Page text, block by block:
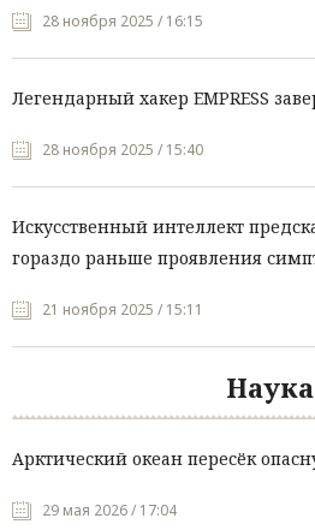
28 ноября 2025 / 16:15
Легендарный хакер EMPRESS
28 ноября 2025 / 15:40
Искусственный интеллект
гораздо раньше проявления
21 ноября 2025 / 15:11
Наука
Арктический океан пересёк
29 мая 2026 / 17:04